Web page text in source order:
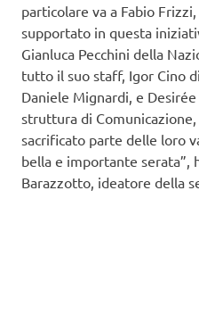
particolare va a Fabio
supportato in questa
Gianluca Pecchini della
tutto il suo staff, Igor Cino
Daniele Mignardi, e
struttura di Comunicazione,
sacrificato parte delle loro
bella e importante serata”,
Barazzotto, ideatore della